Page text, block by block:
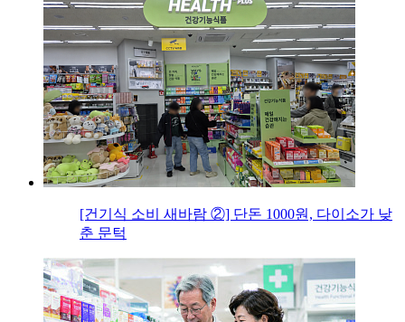
[건기식 소비 새바람 ②] 단돈 1000원, 다이소가 낮
춘 문턱